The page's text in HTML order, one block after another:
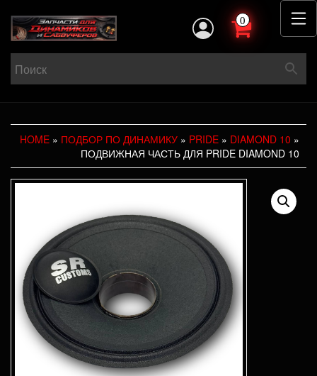
0
HOME » ПОДБОР ПО ДИНАМИКУ » PRIDE » DIAMOND 10 »
ПОДВИЖНАЯ ЧАСТЬ ДЛЯ PRIDE DIAMOND 10